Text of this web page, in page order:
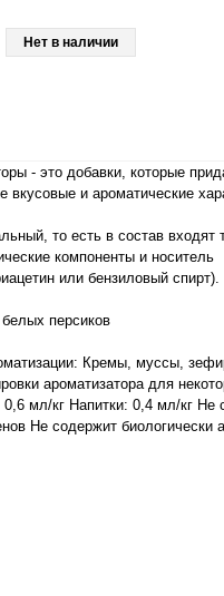
Нет в наличии
- это добавки, которые
вкусовые и ароматические
то есть в состав входят
компоненты и носитель
или бензиловый спирт).
персиков
Кремы, муссы,
ароматизатора для
мл/кг Напитки: 0,4 мл/кг Не
Не содержит биологически